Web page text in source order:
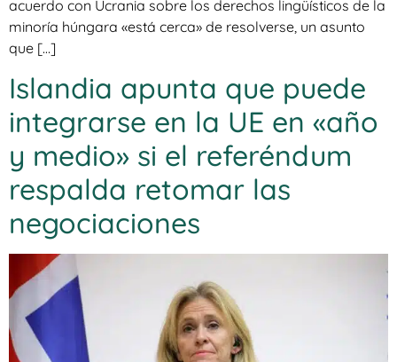
acuerdo con Ucrania sobre los derechos lingüísticos de la
minoría húngara «está cerca» de resolverse, un asunto
que […]
Islandia apunta que puede
integrarse en la UE en «año
y medio» si el referéndum
respalda retomar las
negociaciones